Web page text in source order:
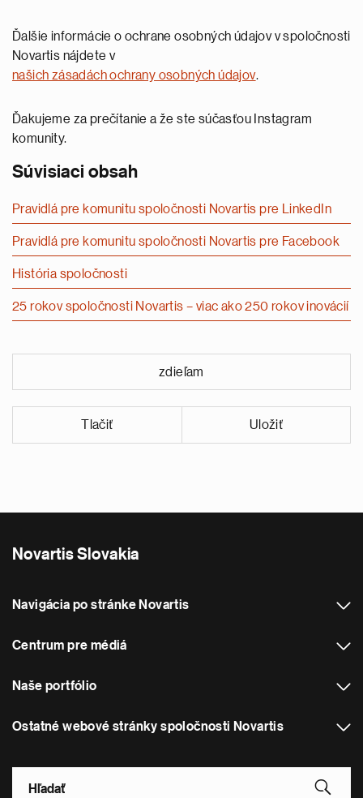
Ďalšie informácie o ochrane osobných údajov v spoločnosti
Novartis nájdete v
našich zásadách ochrany osobných údajov.
Ďakujeme za prečítanie a že ste súčasťou Instagram
komunity.
Súvisiaci obsah
Pravidlá pre komunitu spoločnosti Novartis pre LinkedIn
Pravidlá pre komunitu spoločnosti Novartis pre Facebook
História spoločnosti
25 rokov spoločnosti Novartis – viac ako 250 rokov inovácií
zdieľam
Tlačiť Uložiť
Novartis Slovakia
Navigácia po stránke Novartis
Centrum pre médiá
Naše portfólio
Ostatné webové stránky spoločnosti Novartis